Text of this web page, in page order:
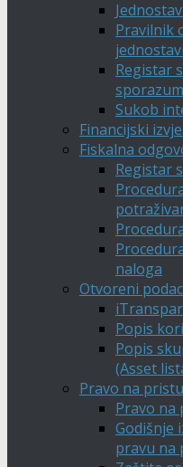
Pravilnik
Registar
Sukob
Financijski
Fiskalna
Registar
naloga
Otvoreni
Popis
Popis
(Asset
Pravo na
Pravo na
Godišnje
pravu na